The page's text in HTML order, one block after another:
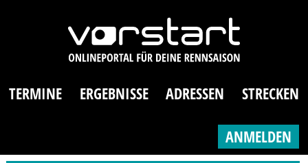
TERMINE ERGEBNISSE ADRESSEN STRECKEN
ANMELDEN